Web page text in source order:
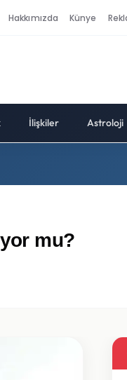
Hakkımızda Künye
İlişkiler Astroloji
mu?